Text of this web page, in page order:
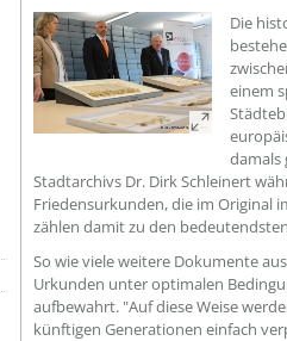
Die
einem
damals
Stadtarchivs Dr. Dirk Schleinert
Friedensurkunden, die im Original
zählen damit zu den
So wie viele weitere Dokumente
Urkunden unter optimalen
aufbewahrt. "Auf diese Weise
künftigen Generationen einfach